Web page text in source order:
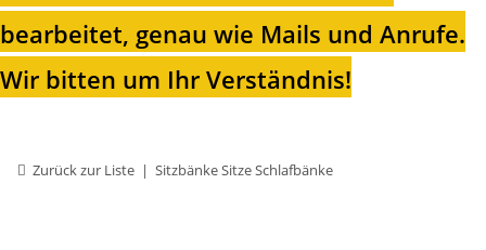
bearbeitet, genau wie Mails und Anrufe.
Wir bitten um Ihr Verständnis!
Zurück zur Liste Sitzbänke Sitze Schlafbänke